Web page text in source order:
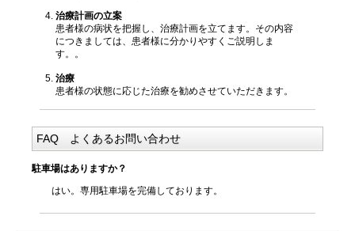
治療計画の立案
患者様の病状を把握し、治療計画を立てます。その内容
につきましては、患者様に分かりやすくご説明しま
す。。
治療
患者様の状態に応じた治療を勧めさせていただきます。
FAQ よくあるお問い合わせ
駐車場はありますか？
はい。専用駐車場を完備しております。